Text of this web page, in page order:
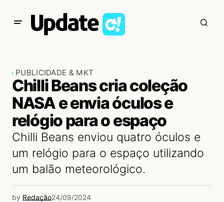
PUBLICIDADE & MKT
Chilli Beans cria coleção
NASA e envia óculos e
relógio para o espaço
Chilli Beans enviou quatro óculos e
um relógio para o espaço utilizando
um balão meteorológico.
by Redação24/09/2024